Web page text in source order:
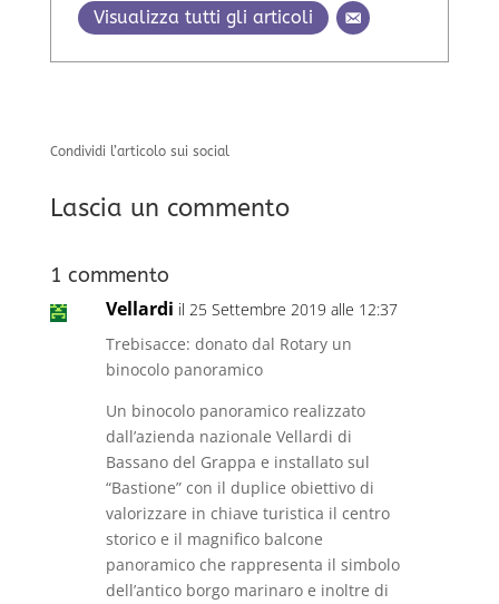
Visualizza tutti gli articoli
Condividi l’articolo sui social
Lascia un commento
1 commento
Vellardi il 25 Settembre 2019 alle 12:37
Trebisacce: donato dal Rotary un
binocolo panoramico
Un binocolo panoramico realizzato
dall’azienda nazionale Vellardi di
Bassano del Grappa e installato sul
“Bastione” con il duplice obiettivo di
valorizzare in chiave turistica il centro
storico e il magnifico balcone
panoramico che rappresenta il simbolo
dell’antico borgo marinaro e inoltre di